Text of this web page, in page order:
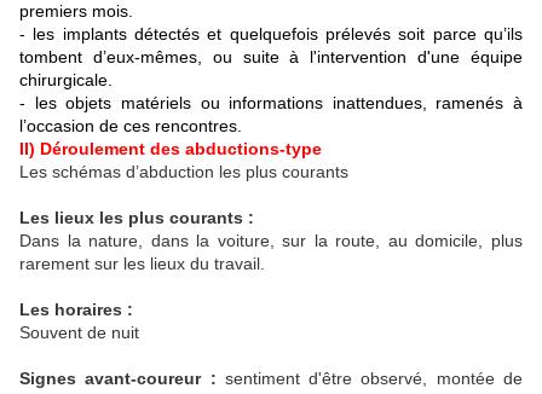
premiers mois.
- les implants détectés et quelquefois prélevés soit parce qu’ils
tombent d’eux-mêmes, ou suite à l'intervention d'une équipe
chirurgicale.
- les objets matériels ou informations inattendues, ramenés à
l’occasion de ces rencontres.
II) Déroulement des abductions-type
Les schémas d’abduction les plus courants
Les lieux les plus courants :
Dans la nature, dans la voiture, sur la route, au domicile, plus
rarement sur les lieux du travail.
Les horaires :
Souvent de nuit
Signes avant-coureur : sentiment d'être observé, montée de